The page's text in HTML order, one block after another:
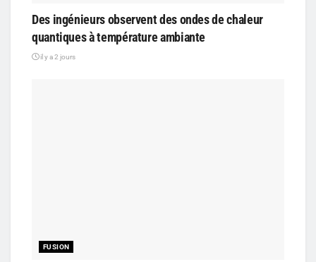
Des ingénieurs observent des ondes de chaleur
quantiques à température ambiante
il y a 2 jours
FUSION